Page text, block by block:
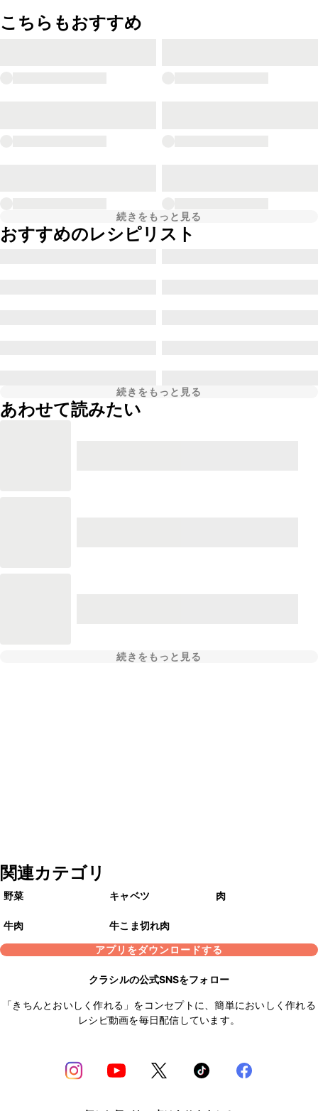
こちらもおすすめ
続きをもっと見る
おすすめのレシピリスト
続きをもっと見る
あわせて読みたい
続きをもっと見る
関連カテゴリ
野菜 キャベツ 肉
牛肉
牛こま切れ肉
アプリをダウンロードする
クラシルの公式SNSをフォロー
「きちんとおいしく作れる」をコンセプトに、簡単においしく作れる
レシピ動画を毎日配信しています。